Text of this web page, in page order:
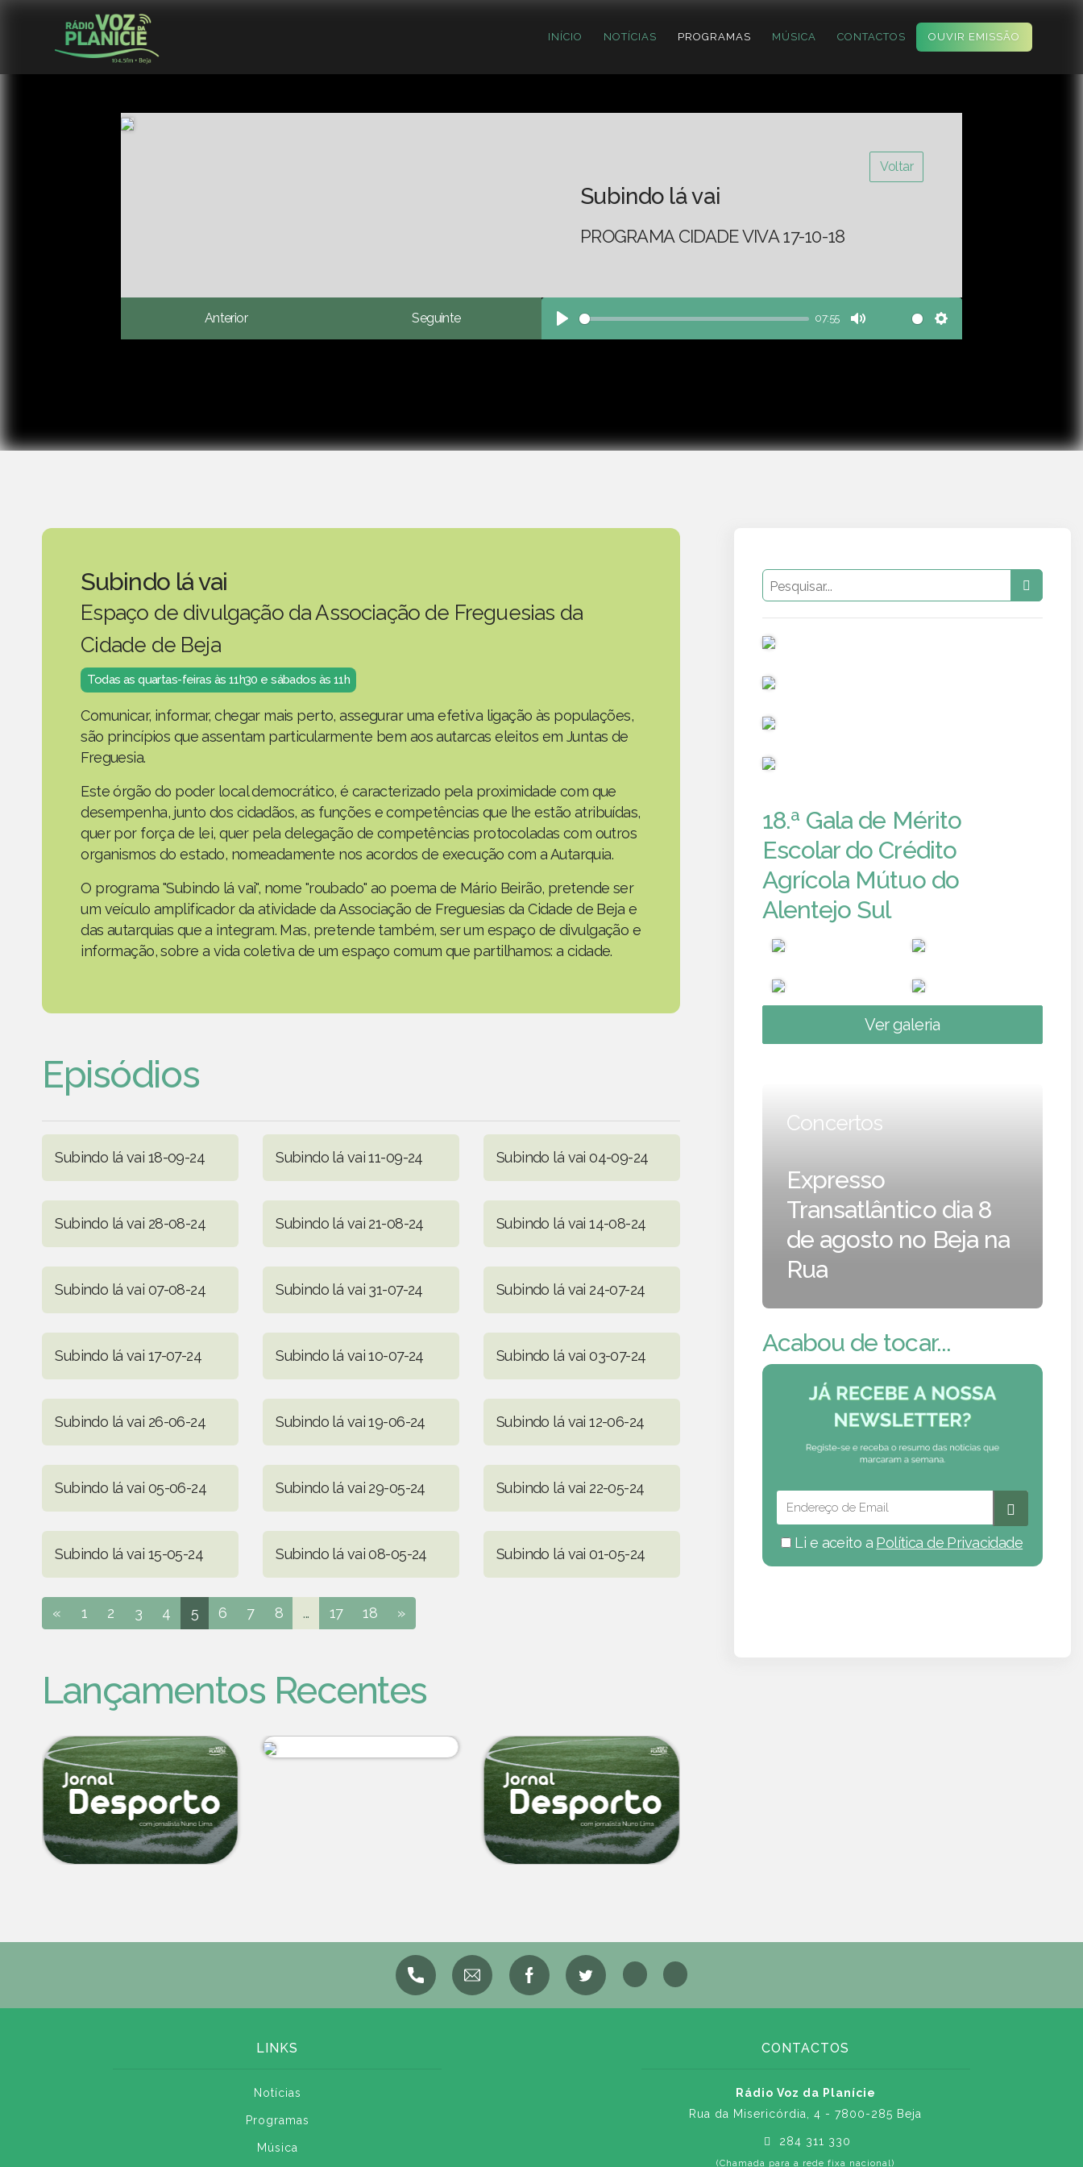
INÍCIO NOTÍCIAS PROGRAMAS MÚSICA CONTACTOS OUVIR EMISSÃO
Voltar
Subindo lá vai
PROGRAMA CIDADE VIVA 17-10-18
Anterior Seguinte
Play
07:55
Mute Settings
Subindo lá vai
Espaço de divulgação da Associação de Freguesias da
Cidade de Beja
Todas as quartas-feiras às 11h30 e sábados às 11h
Comunicar, informar, chegar mais perto, assegurar uma efetiva ligação às populações,
são princípios que assentam particularmente bem aos autarcas eleitos em Juntas de
Freguesia.
Este órgão do poder local democrático, é caracterizado pela proximidade com que
desempenha, junto dos cidadãos, as funções e competências que lhe estão atribuídas,
quer por força de lei, quer pela delegação de competências protocoladas com outros
organismos do estado, nomeadamente nos acordos de execução com a Autarquia.
O programa "Subindo lá vai", nome "roubado" ao poema de Mário Beirão, pretende ser
um veículo amplificador da atividade da Associação de Freguesias da Cidade de Beja e
das autarquias que a integram. Mas, pretende também, ser um espaço de divulgação e
informação, sobre a vida coletiva de um espaço comum que partilhamos: a cidade.
Episódios
Subindo lá vai 18-09-24 Subindo lá vai 11-09-24 Subindo lá vai 04-09-24
Subindo lá vai 28-08-24 Subindo lá vai 21-08-24 Subindo lá vai 14-08-24
Subindo lá vai 07-08-24 Subindo lá vai 31-07-24 Subindo lá vai 24-07-24
Subindo lá vai 17-07-24 Subindo lá vai 10-07-24 Subindo lá vai 03-07-24
Subindo lá vai 26-06-24 Subindo lá vai 19-06-24 Subindo lá vai 12-06-24
Subindo lá vai 05-06-24 Subindo lá vai 29-05-24 Subindo lá vai 22-05-24
Subindo lá vai 15-05-24 Subindo lá vai 08-05-24 Subindo lá vai 01-05-24
« 1 2 3 4 5 6 7 8 ... 17 18 »
Lançamentos Recentes
18.ª Gala de Mérito
Escolar do Crédito
Agrícola Mútuo do
Alentejo Sul
Ver galeria
Concertos
Expresso
Transatlântico dia 8
de agosto no Beja na
Rua
Acabou de tocar...
Li e aceito a Política de Privacidade
LINKS
Notícias
Programas
Música
CONTACTOS
Rádio Voz da Planície
Rua da Misericórdia, 4 - 7800-285 Beja
284 311 330
(Chamada para a rede fixa nacional)